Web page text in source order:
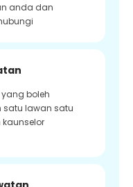
anda dan
boleh
satu lawan satu